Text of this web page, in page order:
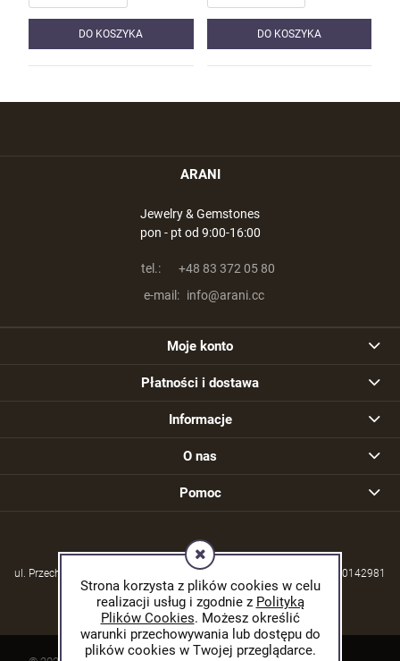
Strona korzysta z plików cookies w celu
realizacji usług i zgodnie z Polityką
Plików Cookies. Możesz określić
warunki przechowywania lub dostępu do
plików cookies w Twojej przeglądarce.
DO KOSZYKA DO KOSZYKA
ARANI
Jewelry & Gemstones
pon - pt od 9:00-16:00
tel.:
+48 83 372 05 80
e-mail: info@arani.cc
Moje konto
Płatności i dostawa
Informacje
O nas
Pomoc
ul. Przechodzisko 39, 21-570 Drelów | NIP: 5380004253 | REGON: 030142981